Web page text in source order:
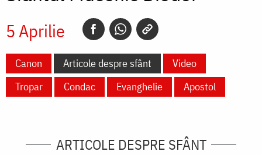
5 Aprilie
Canon Articole despre sfânt
Video
Tropar
Condac Evanghelie Apostol
ARTICOLE DESPRE SFÂNT